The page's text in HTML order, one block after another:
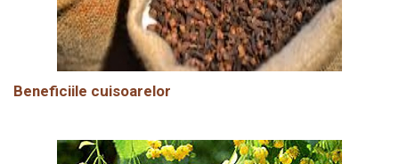
Beneficiile cuisoarelor